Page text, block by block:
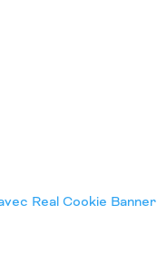
Real Cookie Banner